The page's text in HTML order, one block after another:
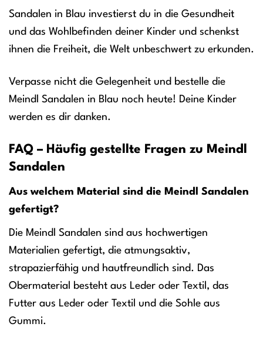
Sandalen in Blau investierst du in die Gesundheit
und das Wohlbefinden deiner Kinder und schenkst
ihnen die Freiheit, die Welt unbeschwert zu erkunden.
Verpasse nicht die Gelegenheit und bestelle die
Meindl Sandalen in Blau noch heute! Deine Kinder
werden es dir danken.
FAQ – Häufig gestellte Fragen zu Meindl
Sandalen
Aus welchem Material sind die Meindl Sandalen
gefertigt?
Die Meindl Sandalen sind aus hochwertigen
Materialien gefertigt, die atmungsaktiv,
strapazierfähig und hautfreundlich sind. Das
Obermaterial besteht aus Leder oder Textil, das
Futter aus Leder oder Textil und die Sohle aus
Gummi.